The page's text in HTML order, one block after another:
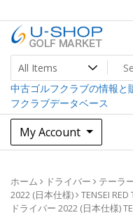
to
content
U-SHOP
中古ゴルフクラブ最大級！
中古ゴルフクラブの情報と
フクラブデータベース
My Account
ホーム ドライバー テーラ
2022 (日本仕様)
TENSEI RED
ドライバー 2022 (日本仕様)